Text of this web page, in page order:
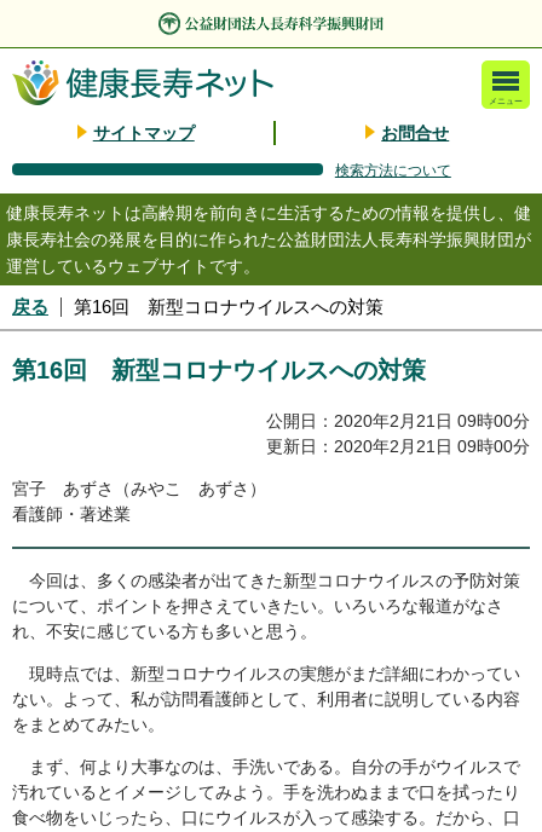
サイトマップ お問合せ
メニュー
検索方法について
健康長寿ネットは高齢期を前向きに生活するための情報を提供し、健
康長寿社会の発展を目的に作られた公益財団法人長寿科学振興財団が
運営しているウェブサイトです。
戻る 第16回 新型コロナウイルスへの対策
第16回 新型コロナウイルスへの対策
公開日：2020年2月21日 09時00分
更新日：2020年2月21日 09時00分
宮子 あずさ（みやこ あずさ）
看護師・著述業
今回は、多くの感染者が出てきた新型コロナウイルスの予防対策
について、ポイントを押さえていきたい。いろいろな報道がなさ
れ、不安に感じている方も多いと思う。
現時点では、新型コロナウイルスの実態がまだ詳細にわかってい
ない。よって、私が訪問看護師として、利用者に説明している内容
をまとめてみたい。
まず、何より大事なのは、手洗いである。自分の手がウイルスで
汚れているとイメージしてみよう。手を洗わぬままで口を拭ったり
食べ物をいじったら、口にウイルスが入って感染する。だから、口